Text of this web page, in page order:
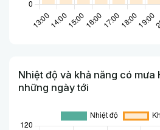
Nhiệt độ và khả năng có mưa
những ngày tới